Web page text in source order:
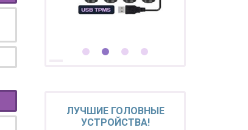
ЛУЧШИЕ ГОЛОВНЫЕ
УСТРОЙСТВА!